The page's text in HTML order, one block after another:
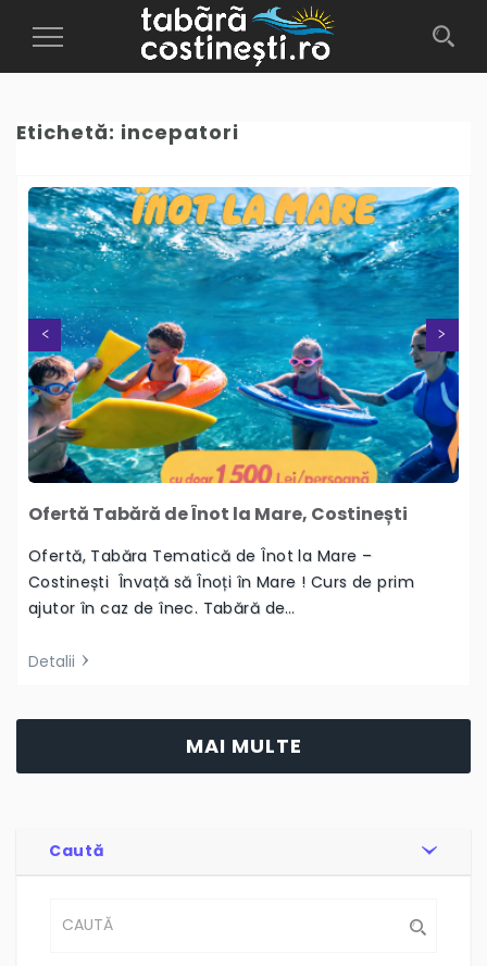
Toggle
Etichetă: incepatori
Next
Ofertă Tabără de Înot la Mare, Costinești
Ofertă, Tabăra Tematică de Înot la Mare –
Costinești Învață să Înoți în Mare ! Curs de prim
ajutor în caz de înec. Tabără de…
Detalii
MAI MULTE
Caută